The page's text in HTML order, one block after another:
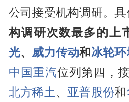
公司接受机构调研。具
构调研次数最多的上
光、 威力传动和 冰轮环
中国重汽位列第四，
北方稀土、 亚普股份和